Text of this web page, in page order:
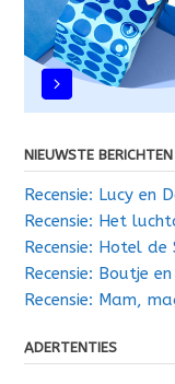
NIEUWSTE BERICHTEN
Recensie: Lucy en
Recensie: Het
Recensie: Hotel
Recensie: Boutje
Recensie: Mam,
ADERTENTIES